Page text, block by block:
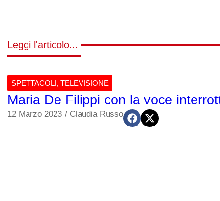
Leggi l'articolo...
SPETTACOLI, TELEVISIONE
Maria De Filippi con la voce
12 Marzo 2023 / Claudia Russo